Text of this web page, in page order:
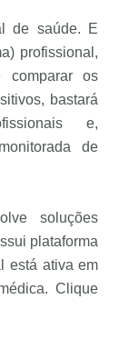
de saúde. E
profissional,
os
bastará
e,
de
soluções
plataforma
está ativa em
Clique